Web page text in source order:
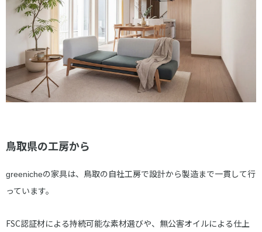
鳥取県の工房から
greenicheの家具は、鳥取の自社工房で設計から製造まで一貫して行
っています。
FSC認証材による持続可能な素材選びや、無公害オイルによる仕上